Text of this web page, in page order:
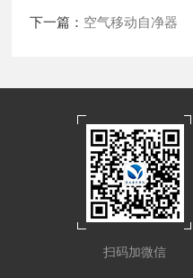
下一篇： 空气移动自净器
扫码加微信